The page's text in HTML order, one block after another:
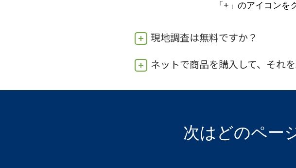
「+」のアイコンを
現地調査は無料ですか？
ネットで商品を購入して、それ
次はどのペー